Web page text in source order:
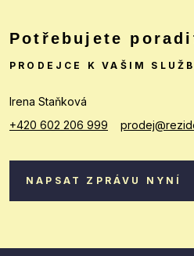
Potřebujete
PRODEJCE K VAŠIM
Irena Staňková
+420 602 206 999
NAPSAT ZPRÁVU NYNÍ